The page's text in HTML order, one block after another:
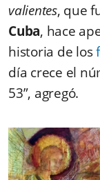
valientes, que
Cuba, hace
historia de los
día crece el
53”, agregó.